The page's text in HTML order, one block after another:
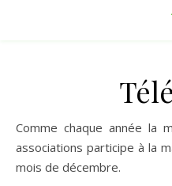
Comme chaque année la municipalité avec l’aide de ses
associations participe à la
mois de décembre.